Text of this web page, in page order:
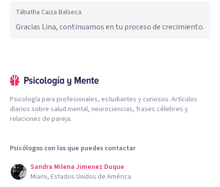
Tábatha Caiza Balseca
Gracias Lina, continuamos en tu proceso de crecimiento.
Psicología para profesionales, estudiantes y curiosos. Artículos
diarios sobre salud mental, neurociencias, frases célebres y
relaciones de pareja.
Psicólogos con los que puedes contactar
Sandra Milena Jimenez Duque
Miami, Estados Unidos de América